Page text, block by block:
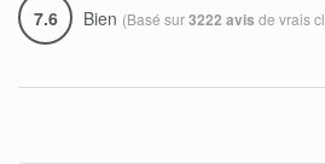
7.6 Bien (Basé sur3222 avis de vrais